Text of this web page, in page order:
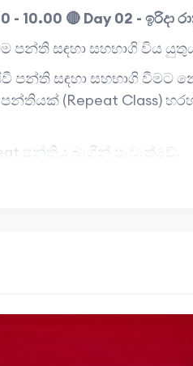
- 10.00 🔴 Day 02 - ඉරිදා
පන්ති සඳහා සහභාගි විය
පන්ති සඳහා සහභාගි වීමට
(Repeat Class)
පන්තිය බැගින් පැවැත්වේ.
නොහැකි වූ සිසුන්ට එම